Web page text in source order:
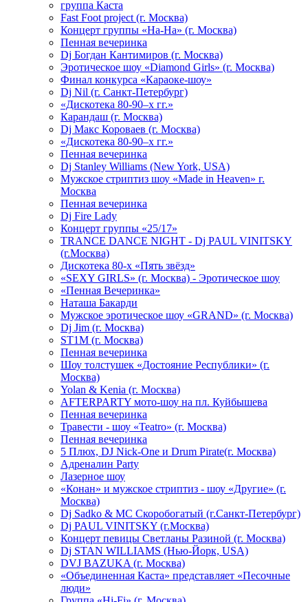
группа Каста
Fast Foot project (г. Москва)
Концерт группы «На-На» (г. Москва)
Пенная вечеринка
Dj Богдан Кантимиров (г. Москва)
Эротическое шоу «Diamond Girls» (г. Москва)
Финал конкурса «Караоке-шоу»
Dj Nil (г. Санкт-Петербург)
«Дискотека 80-90–х гг.»
Карандаш (г. Москва)
Dj Макс Короваев (г. Москва)
«Дискотека 80-90–х гг.»
Пенная вечеринка
Dj Stanley Williams (New York, USA)
Мужское стриптиз шоу «Made in Heaven» г.
Москва
Пенная вечеринка
Dj Fire Lady
Концерт группы «25/17»
TRANCE DANCE NIGHT - Dj PAUL VINITSKY
(г.Москва)
Дискотека 80-х «Пять звёзд»
«SEXY GIRLS» (г. Москва) - Эротическое шоу
«Пенная Вечеринка»
Hаташа Бакарди
Мужское эротическое шоу «GRAND» (г. Москва)
Dj Jim (г. Москва)
ST1M (г. Москва)
Пенная вечеринка
Шоу толстушек «Достояние Республики» (г.
Москва)
Yolan & Kenia (г. Москва)
AFTERPARTY мото-шоу на пл. Куйбышева
Пенная вечеринка
Травести - шоу «Teatro» (г. Москва)
Пенная вечеринка
5 Плюх, DJ Nick-One и Drum Pirate(г. Москва)
Адреналин Party
Лазерное шоу
«Конан» и мужское стриптиз - шоу «Другие» (г.
Москва)
Dj Sadko & МС Скоробогатый (г.Санкт-Петербург)
Dj PAUL VINITSKY (г.Москва)
Концерт певицы Светланы Разиной (г. Москва)
Dj STAN WILLIAMS (Нью-Йорк, USA)
DVJ BAZUKA (г. Москва)
«Объединенная Каста» представляет «Песочные
люди»